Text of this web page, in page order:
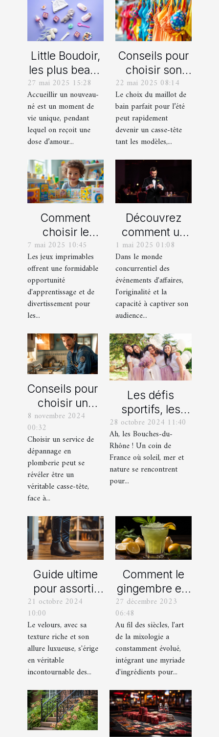
Little Boudoir,
les plus beaux
cadeaux de
naissance
personnalisés
!
27 mai 2025 15:28
Accueillir un nouveau-
né est un moment de
vie unique, pendant
lequel on reçoit une
dose d’amour...
Conseils pour
choisir son
maillot de bain
idéal pour l'été
22 mai 2025 08:14
Le choix du maillot de
bain parfait pour l’été
peut rapidement
devenir un casse-tête
tant les modèles,...
Comment
choisir le
meilleur jeu
imprimable
pour votre
enfant
7 mai 2025 10:45
Les jeux imprimables
offrent une formidable
opportunité
d'apprentissage et de
divertissement pour
les...
Découvrez
comment un
spectacle de
magie
transforme les
événements
professionnels
1 mai 2025 01:08
Dans le monde
concurrentiel des
événements d'affaires,
l'originalité et la
capacité à captiver son
audience...
Conseils pour
choisir un
bon service
dépannage
en plomberie
8 novembre 2024
00:32
Choisir un service de
dépannage en
plomberie peut se
révéler être un
véritable casse-tête,
face à...
Les défis
sportifs, les
incontournables
de toute
organisation
d’EVG et EVJF
28 octobre 2024 11:40
Ah, les Bouches-du-
Rhône ! Un coin de
France où soleil, mer et
nature se rencontrent
pour...
Guide ultime
pour assortir
vos
chaussures
avec des
pantalons en
velours
21 octobre 2024
10:00
Le velours, avec sa
texture riche et son
allure luxueuse, s'érige
en véritable
incontournable des...
Comment le
gingembre est
devenu un
ingrédient clé
dans la
mixologie
moderne
27 décembre 2023
06:48
Au fil des siècles, l'art
de la mixologie a
constamment évolué,
intégrant une myriade
d'ingrédients pour...